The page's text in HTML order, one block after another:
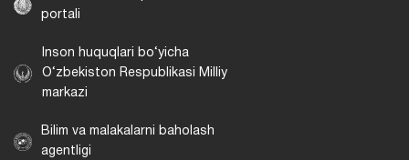
portali
Inson huquqlari bo‘yicha
O‘zbekiston Respublikasi Milliy
markazi
Bilim va malakalarni baholash
agentligi